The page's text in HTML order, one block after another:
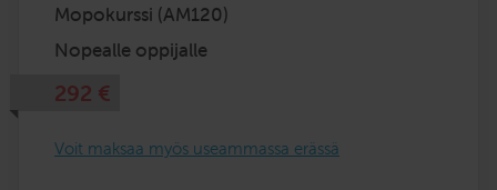
Mopokurssi (AM120)
Nopealle oppijalle
292 €
Voit maksaa myös useammassa erässä